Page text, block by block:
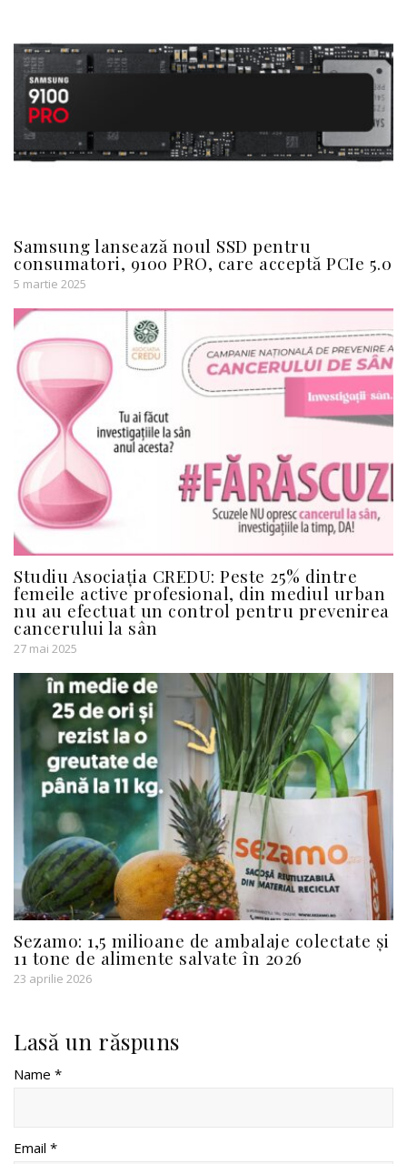
Samsung lansează noul SSD pentru
consumatori, 9100 PRO, care acceptă PCIe 5.0
5 martie 2025
Studiu Asociația CREDU: Peste 25% dintre
femeile active profesional, din mediul urban
nu au efectuat un control pentru prevenirea
cancerului la sân
27 mai 2025
Sezamo: 1,5 milioane de ambalaje colectate și
11 tone de alimente salvate în 2026
23 aprilie 2026
Lasă un răspuns
Name *
Email *